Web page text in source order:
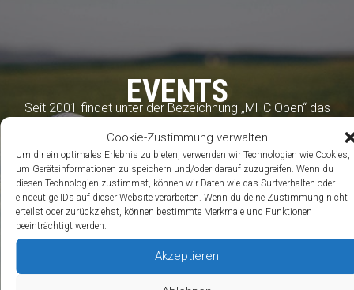
Cookie-Zustimmung verwalten
Um dir ein optimales Erlebnis zu bieten, verwenden wir Technologien wie Cookies,
um Geräteinformationen zu speichern und/oder darauf zuzugreifen. Wenn du
diesen Technologien zustimmst, können wir Daten wie das Surfverhalten oder
eindeutige IDs auf dieser Website verarbeiten. Wenn du deine Zustimmung nicht
erteilst oder zurückziehst, können bestimmte Merkmale und Funktionen
beeinträchtigt werden.
Akzeptieren
EVENTS
Seit 2001 findet unter der Bezeichnung „MHC Open“ das
Jahr 2014 unter der Schirmherrschaft
der MHC Stiftung…
Mehr